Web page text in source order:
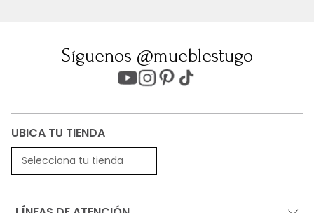
Síguenos @mueblestugo
UBICA TU TIENDA
Selecciona tu tienda